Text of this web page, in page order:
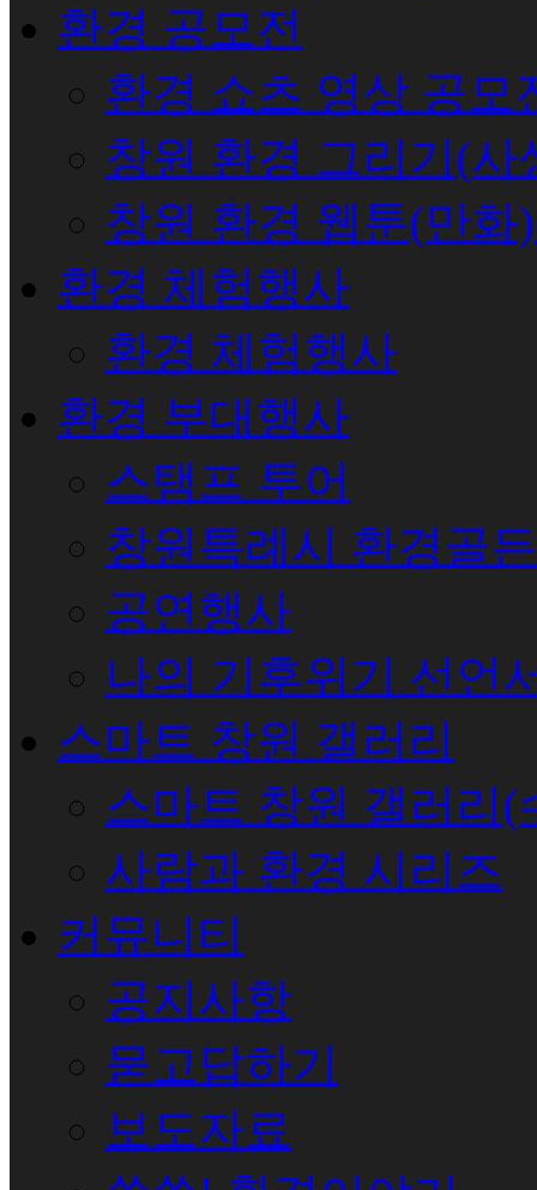
환경 공모전
환경 쇼츠 영상 공모
창원 환경 그리기(사
창원 환경 웹툰(만화
환경 체험행사
환경 체험행사
환경 부대행사
스탬프 투어
창원특례시 환경골
공연행사
나의 기후위기 선언
스마트 창원 갤러리
스마트 창원 갤러리(
사람과 환경 시리즈
커뮤니티
공지사항
묻고답하기
보도자료